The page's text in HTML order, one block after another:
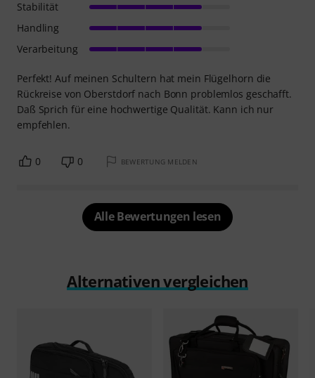
Perfekt! Auf meinen Schultern hat mein Flügelhorn die
Rückreise von Oberstdorf nach Bonn problemlos geschafft.
Daß Sprich für eine hochwertige Qualität. Kann ich nur
empfehlen.
Stabilität
Handling
Verarbeitung
0 0 BEWERTUNG MELDEN
Alle Bewertungen lesen
Alternativen vergleichen